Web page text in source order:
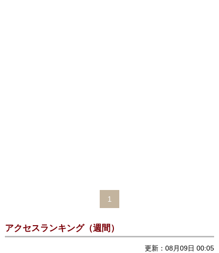
1
アクセスランキング（週間）
更新：08月09日 00:05